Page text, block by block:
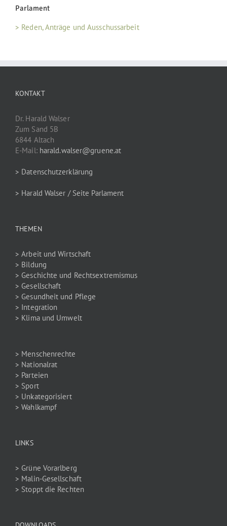
Parlament
> Reden, Anträge und Ausschussarbeit
KONTAKT
Dr. Harald Walser
Zum Sand 5B
6844 Altach
E-Mail: harald.walser@gruene.at
> Datenschutzerklärung
> Harald Walser / Seite Parlament
THEMEN
> Arbeit und Wirtschaft
> Bildung
> Geschichte und Rechtsextremismus
> Gesellschaft
> Gesundheit und Pflege
> Integration
> Klima und Umwelt
> Menschenrechte
> Nationalrat
> Parteien
> Sport
> Unkategorisiert
> Wahlkampf
LINKS
> Grüne Vorarlberg
> Malin-Gesellschaft
> Stoppt die Rechten